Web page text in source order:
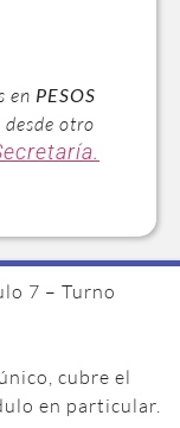
en PESOS
otro
7 – Turno
cubre el
en particular.